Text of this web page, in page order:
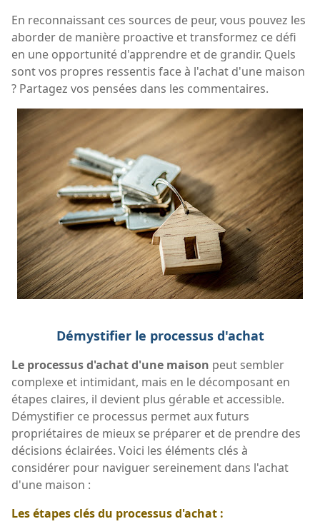
En reconnaissant ces sources de peur, vous pouvez les
aborder de manière proactive et transformez ce défi
en une opportunité d'apprendre et de grandir. Quels
sont vos propres ressentis face à l'achat d'une maison
? Partagez vos pensées dans les commentaires.
Démystifier le processus d'achat
Le processus d'achat d'une maison peut sembler
complexe et intimidant, mais en le décomposant en
étapes claires, il devient plus gérable et accessible.
Démystifier ce processus permet aux futurs
propriétaires de mieux se préparer et de prendre des
décisions éclairées. Voici les éléments clés à
considérer pour naviguer sereinement dans l'achat
d'une maison :
Les étapes clés du processus d'achat :